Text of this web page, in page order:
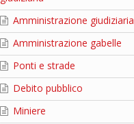
Amministrazione giudiziaria
Amministrazione gabelle
Ponti e strade
Debito pubblico
Miniere